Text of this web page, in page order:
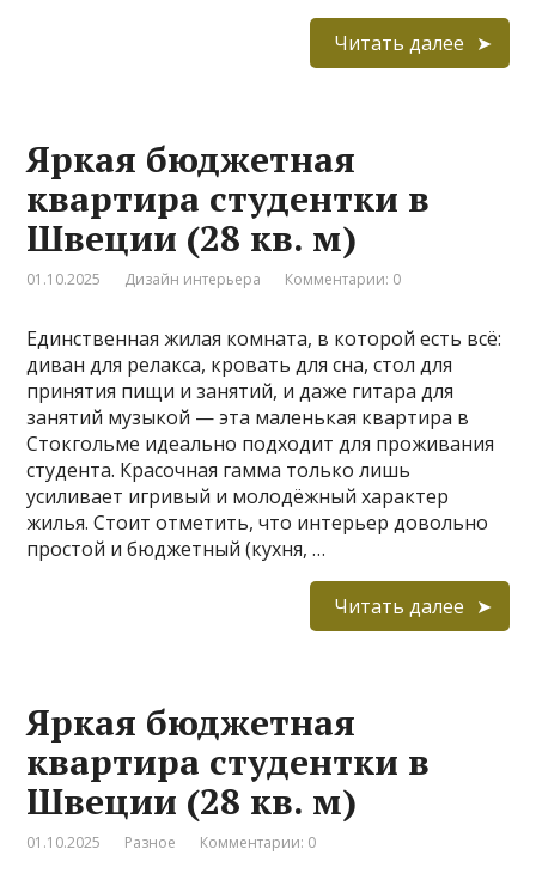
Читать далее
Яркая бюджетная
квартира студентки в
Швеции (28 кв. м)
01.10.2025 Дизайн интерьера Комментарии: 0
Единственная жилая комната, в которой есть всё:
диван для релакса, кровать для сна, стол для
принятия пищи и занятий, и даже гитара для
занятий музыкой — эта маленькая квартира в
Стокгольме идеально подходит для проживания
студента. Красочная гамма только лишь
усиливает игривый и молодёжный характер
жилья. Стоит отметить, что интерьер довольно
простой и бюджетный (кухня, …
Читать далее
Яркая бюджетная
квартира студентки в
Швеции (28 кв. м)
01.10.2025 Разное Комментарии: 0